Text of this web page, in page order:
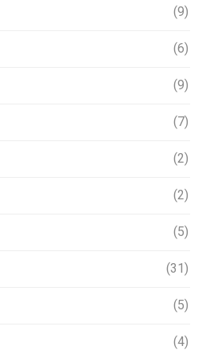
(9)
(6)
(9)
(7)
(2)
(2)
(5)
(31)
(5)
(4)